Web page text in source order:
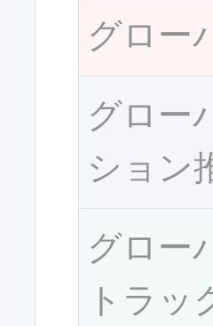
グロー
グロー
ション
グロー
トラッ